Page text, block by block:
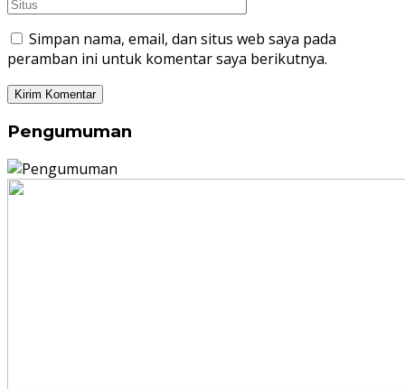
Simpan nama, email, dan situs web saya pada
peramban ini untuk komentar saya berikutnya.
Pengumuman